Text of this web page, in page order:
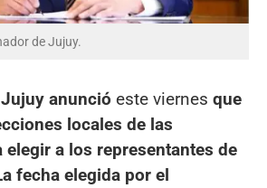
de Jujuy.
Jujuy anunció este viernes que
locales de las
elegir a los representantes de
fecha elegida por el